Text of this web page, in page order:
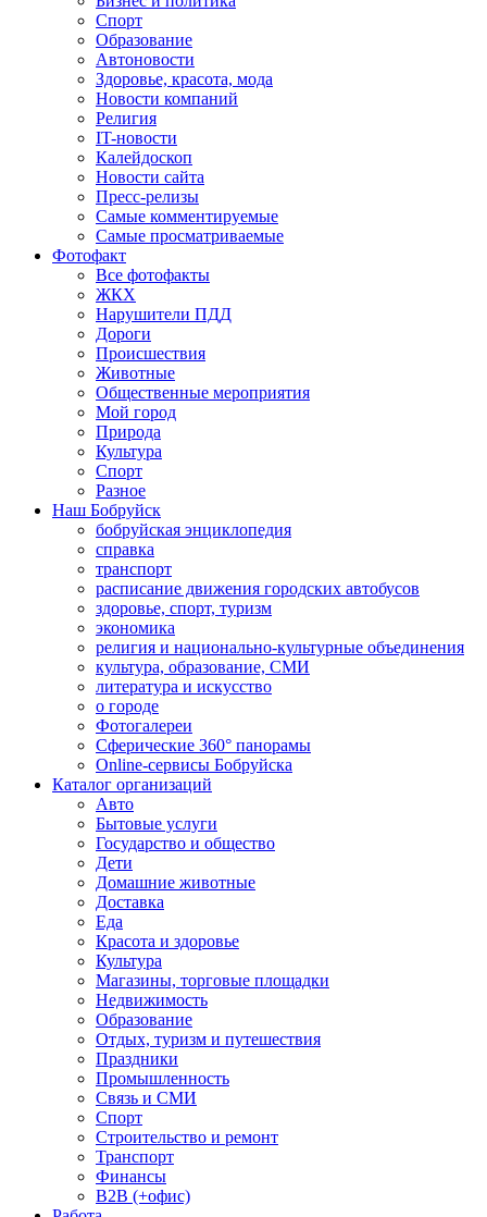
Спорт
Образование
Автоновости
Здоровье, красота, мода
Новости компаний
Религия
IT-новости
Калейдоскоп
Новости сайта
Пресс-релизы
Самые комментируемые
Самые просматриваемые
Фотофакт
Все фотофакты
ЖКХ
Нарушители ПДД
Дороги
Происшествия
Животные
Общественные мероприятия
Мой город
Природа
Культура
Спорт
Разное
Наш Бобруйск
бобруйская энциклопедия
справка
транспорт
расписание движения городских автобусов
здоровье, спорт, туризм
экономика
религия и национально-культурные объединения
культура, образование, СМИ
литература и искусство
о городе
Фотогалереи
Сферические 360° панорамы
Online-сервисы Бобруйска
Каталог организаций
Авто
Бытовые услуги
Государство и общество
Дети
Домашние животные
Доставка
Еда
Красота и здоровье
Культура
Магазины, торговые площадки
Недвижимость
Образование
Отдых, туризм и путешествия
Праздники
Промышленность
Связь и СМИ
Спорт
Строительство и ремонт
Транспорт
Финансы
B2B (+офис)